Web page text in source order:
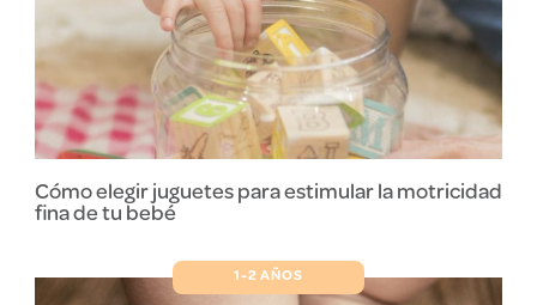
Cómo elegir juguetes para estimular la motricidad
fina de tu bebé
1-2 AÑOS